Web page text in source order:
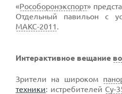
«Рособоронэкспорт»
Отдельный павильон с
МАКС-2011 .
Интерактивное вещание
Зрители на широком
техники: истребителей Су-